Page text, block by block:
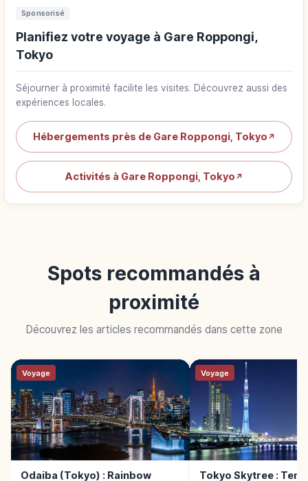
Sponsorisé
Planifiez votre voyage à Gare Roppongi,
Tokyo
Séjourner à proximité facilite les visites. Découvrez aussi des
expériences locales.
Hébergements près de Gare Roppongi, Tokyo ↗
Activités à Gare Roppongi, Tokyo ↗
Spots recommandés à
proximité
Découvrez les articles recommandés dans cette zone
Voyage
Odaiba (Tokyo) : Rainbow
Voyage
Tokyo Skytree :